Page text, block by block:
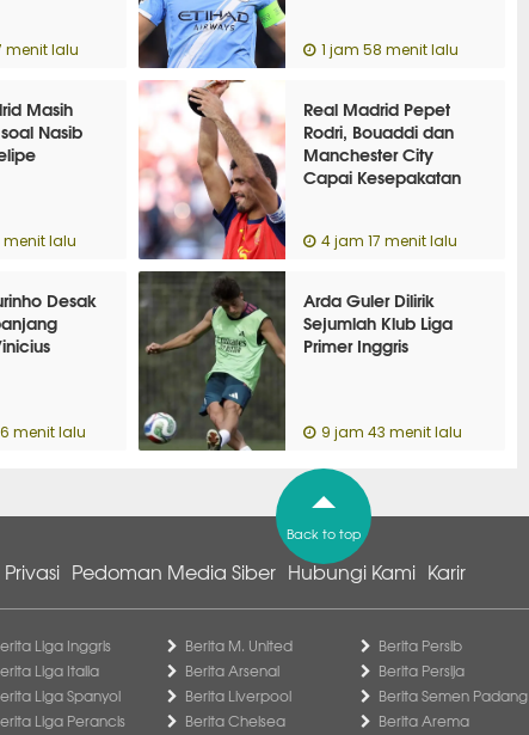
menit lalu 1 jam 58 menit lalu
Masih
Nasib
menit lalu
Real Madrid Pepet
Rodri, Bouaddi dan
Manchester City
Capai Kesepakatan
4 jam 17 menit lalu
Desak
menit lalu
Arda Guler Dilirik
Sejumlah Klub Liga
Primer Inggris
9 jam 43 menit lalu
Back to top
Pedoman Media Siber Hubungi Kami Karir
Liga Inggris
Liga Italia
Liga Spanyol
Liga Perancis
Berita M. United
Berita Arsenal
Berita Liverpool
Berita Chelsea
Berita Persib
Berita Persija
Berita Semen Padang
Berita Arema